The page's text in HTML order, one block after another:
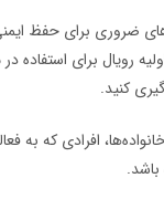
ضروری برای حفظ
رویال برای
کنید.
افرادی که به
باشد.